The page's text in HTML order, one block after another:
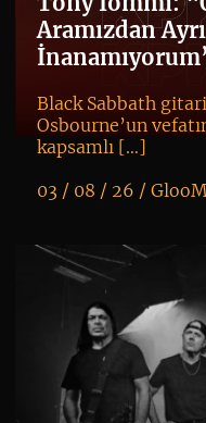
Aramızdan
Black Sabbath
Osbourne’un
kapsamlı […]
03 / 08 / 26 /